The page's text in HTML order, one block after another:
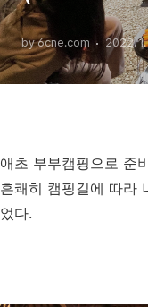
by 6cne.com 2022. 1.
애초 부부캠핑으로 준
흔쾌히 캠핑길에 따라
었다.